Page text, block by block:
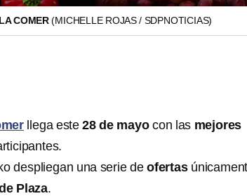
COMER(MICHELLE ROJAS / SDPNOTICIAS)
llega este28 de mayocon las mejores
despliegan una serie deofertas
Plaza.